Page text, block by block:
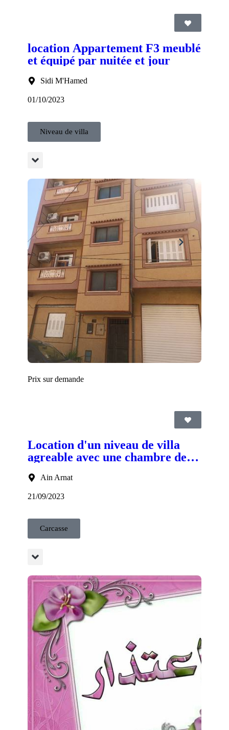
location Appartement F3 meublé
et équipé par nuitée et jour
Sidi M'Hamed
01/10/2023
Niveau de villa
Prix sur demande
Location d'un niveau de villa
agreable avec une chambre des
Ain Arnat
21/09/2023
Carcasse